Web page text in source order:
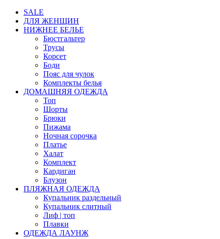
SALE
ДЛЯ ЖЕНЩИН
НИЖНЕЕ БЕЛЬЕ
Бюстгальтер
Трусы
Корсет
Боди
Пояс для чулок
Комплекты белья
ДОМАШНЯЯ ОДЕЖДА
Топ
Шорты
Брюки
Пижама
Ночная сорочка
Платье
Халат
Комплект
Кардиган
Блузон
ПЛЯЖНАЯ ОДЕЖДА
Купальник раздельный
Купальник слитный
Лиф | топ
Плавки
ОДЕЖДА ЛАУНЖ